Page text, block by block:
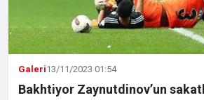
Galeri13/11/2023 01:54
Bakhtiyor Zaynutdinov’un